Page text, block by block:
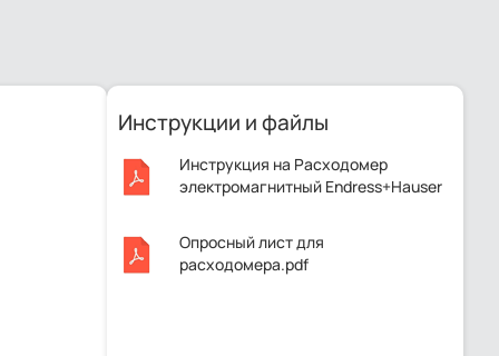
Инструкции и файлы
Инструкция на Расходомер
электромагнитный Endress+Hauser
Опросный лист для
расходомера.pdf